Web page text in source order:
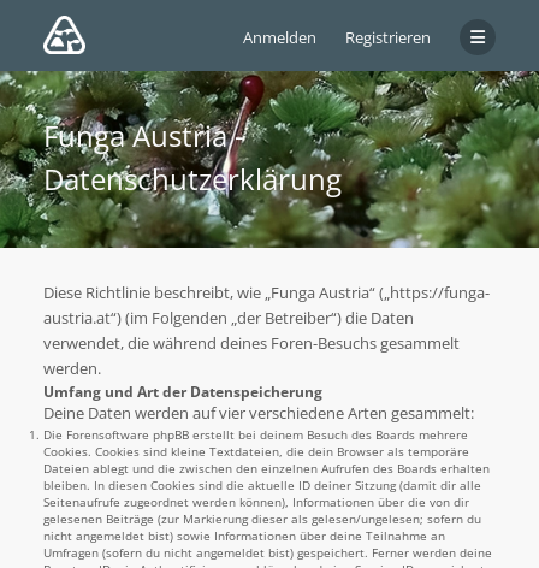
Anmelden Registrieren
Funga Austria -
Datenschutzerklärung
Diese Richtlinie beschreibt, wie „Funga Austria“ („https://funga-
austria.at“) (im Folgenden „der Betreiber“) die Daten
verwendet, die während deines Foren-Besuchs gesammelt
werden.
Umfang und Art der Datenspeicherung
Deine Daten werden auf vier verschiedene Arten gesammelt:
Die Forensoftware phpBB erstellt bei deinem Besuch des Boards mehrere
Cookies. Cookies sind kleine Textdateien, die dein Browser als temporäre
Dateien ablegt und die zwischen den einzelnen Aufrufen des Boards erhalten
bleiben. In diesen Cookies sind die aktuelle ID deiner Sitzung (damit dir alle
Seitenaufrufe zugeordnet werden können), Informationen über die von dir
gelesenen Beiträge (zur Markierung dieser als gelesen/ungelesen; sofern du
nicht angemeldet bist) sowie Informationen über deine Teilnahme an
Umfragen (sofern du nicht angemeldet bist) gespeichert. Ferner werden deine